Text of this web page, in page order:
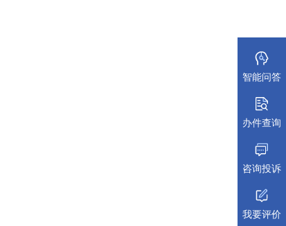
材料依据
智能问答
办件查询
咨询投诉
我要评价